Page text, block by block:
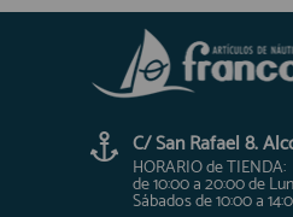
C/ San Rafael 8.
HORARIO de TIENDA:
de 10:00 a 20:00 de
Sábados de 10:00 a